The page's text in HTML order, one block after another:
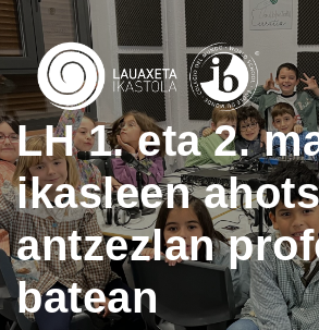
LH 1. eta 2.
ikasleen
antzezlan
batean